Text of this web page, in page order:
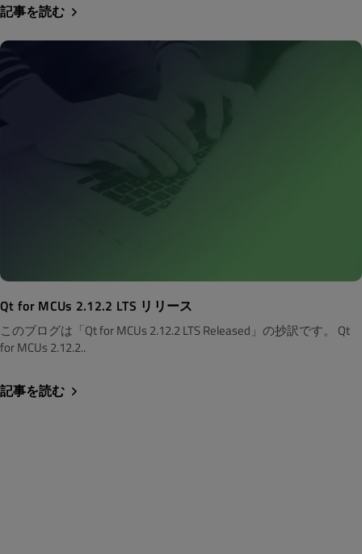
記事を読む
Qt for MCUs 2.12.2 LTS リリース
このブログは「Qt for MCUs 2.12.2 LTS Released」の抄訳です。 Qt
for MCUs 2.12.2..
記事を読む